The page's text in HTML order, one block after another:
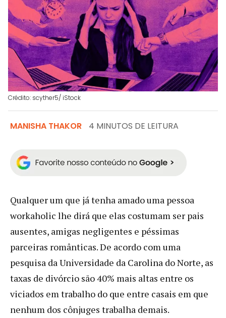
Crédito: scyther5/ iStock
MANISHA THAKOR 4 MINUTOS DE LEITURA
Qualquer um que já tenha amado uma pessoa
workaholic lhe dirá que elas costumam ser pais
ausentes, amigas negligentes e péssimas
parceiras românticas. De acordo com uma
pesquisa da Universidade da Carolina do Norte, as
taxas de divórcio são 40% mais altas entre os
viciados em trabalho do que entre casais em que
nenhum dos cônjuges trabalha demais.